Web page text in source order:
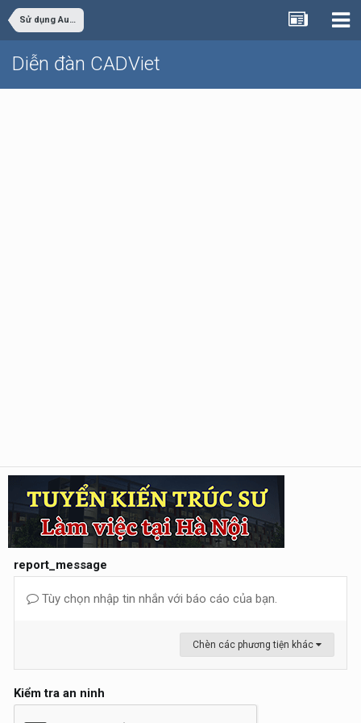
Sử dụng AutoCAD
Diễn đàn CADViet
report_message
Tùy chọn nhập tin nhắn với báo cáo của bạn.
Chèn các phương tiện khác
Kiểm tra an ninh